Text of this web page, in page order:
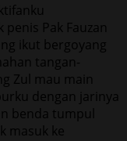
Pak Fauzan
ikut bergoyang
tangan-
Zul mau main
dengan jarinya
benda tumpul
masuk ke